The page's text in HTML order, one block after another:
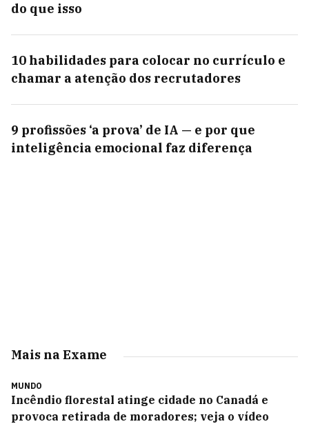
do que isso
10 habilidades para colocar no currículo e
chamar a atenção dos recrutadores
9 profissões ‘a prova’ de IA — e por que
inteligência emocional faz diferença
Mais na Exame
MUNDO
Incêndio florestal atinge cidade no Canadá e
provoca retirada de moradores; veja o vídeo